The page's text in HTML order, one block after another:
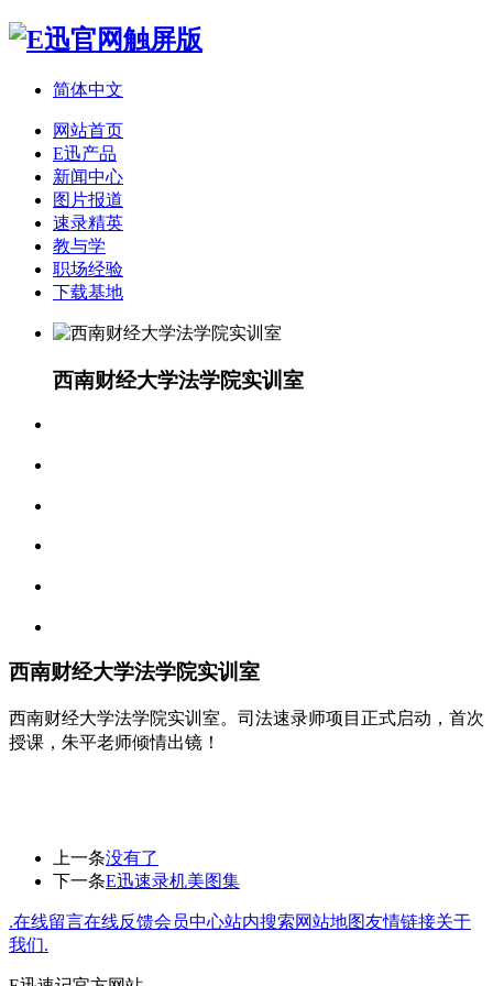
简体中文
网站首页
E迅产品
新闻中心
图片报道
速录精英
教与学
职场经验
下载基地
西南财经大学法学院实训室
西南财经大学法学院实训室
西南财经大学法学院实训室。司法速录师项目正式启动，首次
授课，朱平老师倾情出镜！
上一条没有了
下一条E迅速录机美图集
.在线留言在线反馈会员中心站内搜索网站地图友情链接关于
我们.